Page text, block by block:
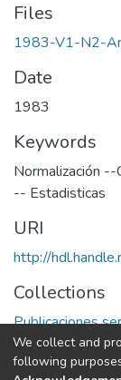
Files
1983-V1-N2-
Date
1983
Keywords
Normalización
-- Estadisticas
URI
http://
Collections
Publicaciones
Full item
We collect and
following